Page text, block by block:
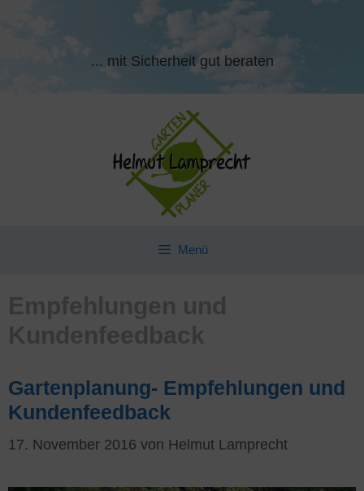
... mit Sicherheit gut beraten
Menü
Gartenplanung- Empfehlungen und
Kundenfeedback
17. November 2016 von Helmut Lamprecht